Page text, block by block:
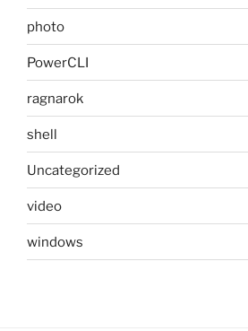
photo
PowerCLI
ragnarok
shell
Uncategorized
video
windows